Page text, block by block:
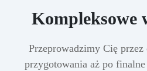
Kompleksowe
Przeprowadzimy Cię przez
przygotowania aż po